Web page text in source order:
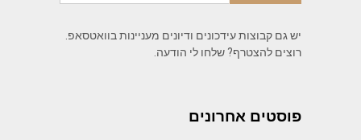
יש גם קבוצות עידכונים ודיונים מעניינות בוואטסאפ.
רוצים להצטרף? שלחו לי הודעה.
פוסטים אחרונים